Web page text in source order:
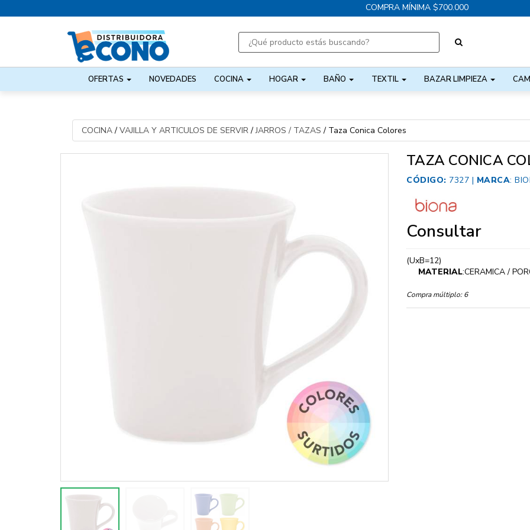
COMPRA MÍNIMA $700.000
OFERTAS NOVEDADES COCINA HOGAR BAÑO TEXTIL BAZAR LIMPIEZA
COCINA/ VAJILLA Y ARTICULOS DE SERVIR/JARROS / TAZAS / Taza Conica Colores
TAZA CONICA
CÓDIGO: 7327 | MARCA:
Consultar
(UxB=12)
MATERIAL:CERAMICA /
Compra múltiplo:6